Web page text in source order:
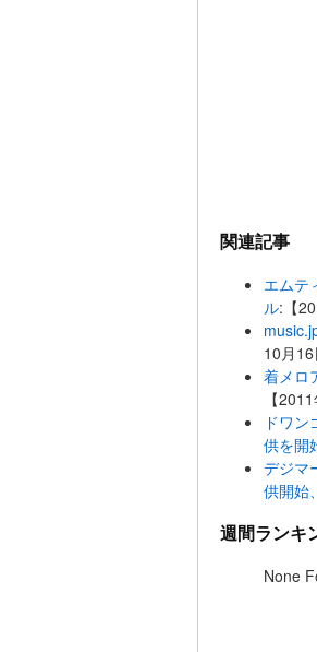
関連記事
エムテ
ル:【
10月16
着メロ
【
ドワ
供を開
デジマ
供開始
週間ランキ
None